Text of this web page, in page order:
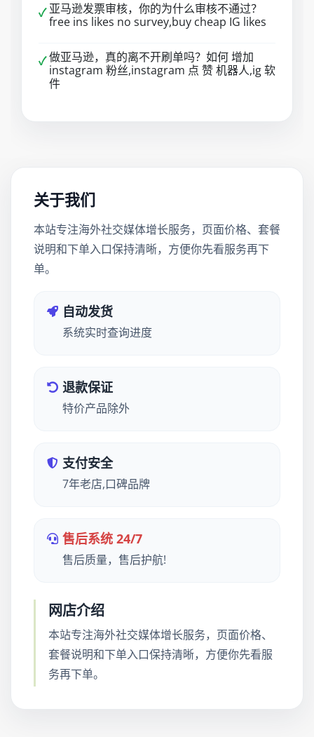
✓ 亚马逊发票审核，你的为什么审核不通过？
free ins likes no survey,buy cheap IG likes
✓做亚马逊，真的离不开刷单吗？如何 增加
instagram 粉丝,instagram 点 赞 机器人,ig 软
件
关于我们
本站专注海外社交媒体增长服务，页面价格、套餐
说明和下单入口保持清晰，方便你先看服务再下
单。
自动发货
系统实时查询进度
退款保证
特价产品除外
支付安全
7年老店,口碑品牌
售后系统 24/7
售后质量，售后护航!
网店介绍
本站专注海外社交媒体增长服务，页面价格、
套餐说明和下单入口保持清晰，方便你先看服
务再下单。